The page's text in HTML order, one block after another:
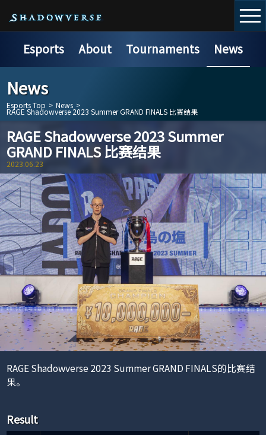
Esports About Tournaments News
News
Esports Top > News >
RAGE Shadowverse 2023 Summer GRAND FINALS 比赛结果
RAGE Shadowverse 2023 Summer
GRAND FINALS 比赛结果
2023.06.23
RAGE Shadowverse 2023 Summer GRAND FINALS的比赛结
果。
Result